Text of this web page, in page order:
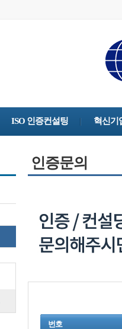
ISO 인증컨설팅 혁신기
인증문의
번호